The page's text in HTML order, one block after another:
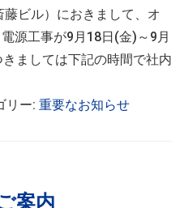
ビル）におきまして、オ
源工事が9月18日(金)～9月
ましては下記の時間で社内
リー: 重要なお知らせ
案内